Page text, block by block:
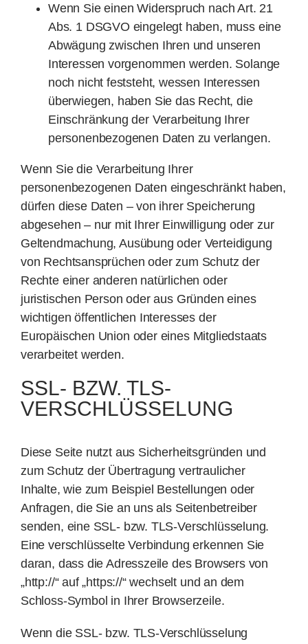
Wenn Sie einen Widerspruch nach Art. 21
Abs. 1 DSGVO eingelegt haben, muss eine
Abwägung zwischen Ihren und unseren
Interessen vorgenommen werden. Solange
noch nicht feststeht, wessen Interessen
überwiegen, haben Sie das Recht, die
Einschränkung der Verarbeitung Ihrer
personenbezogenen Daten zu verlangen.
Wenn Sie die Verarbeitung Ihrer
personenbezogenen Daten eingeschränkt haben,
dürfen diese Daten – von ihrer Speicherung
abgesehen – nur mit Ihrer Einwilligung oder zur
Geltendmachung, Ausübung oder Verteidigung
von Rechtsansprüchen oder zum Schutz der
Rechte einer anderen natürlichen oder
juristischen Person oder aus Gründen eines
wichtigen öffentlichen Interesses der
Europäischen Union oder eines Mitgliedstaats
verarbeitet werden.
SSL- BZW. TLS-
VERSCHLÜSSELUNG
Diese Seite nutzt aus Sicherheitsgründen und
zum Schutz der Übertragung vertraulicher
Inhalte, wie zum Beispiel Bestellungen oder
Anfragen, die Sie an uns als Seitenbetreiber
senden, eine SSL- bzw. TLS-Verschlüsselung.
Eine verschlüsselte Verbindung erkennen Sie
daran, dass die Adresszeile des Browsers von
„http://“ auf „https://“ wechselt und an dem
Schloss-Symbol in Ihrer Browserzeile.
Wenn die SSL- bzw. TLS-Verschlüsselung